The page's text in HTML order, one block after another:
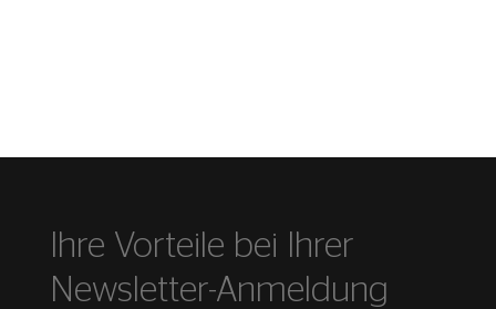
Ihre Vorteile bei Ihrer
Newsletter-Anmeldung